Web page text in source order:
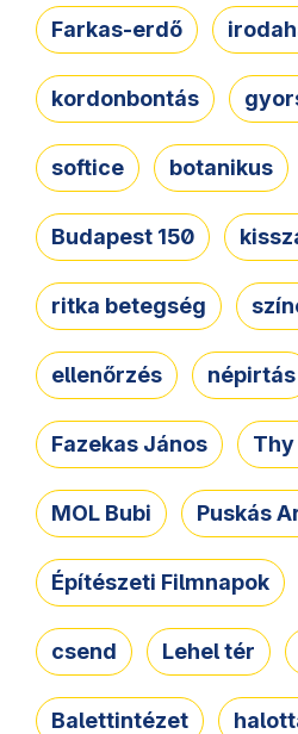
Farkas-erdő
kordonbontás
softice botanikus
Budapest 150
ritka betegség
ellenőrzés népirtás
Fazekas János
MOL Bubi Puskás
Építészeti Filmnapok
csend Lehel tér
Balettintézet